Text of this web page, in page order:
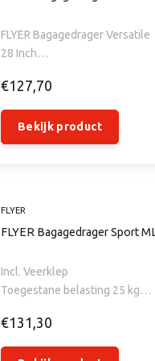
FLYER Bagagedrager Versatile
28 Inch
Voor Gotour en Upstreet vanaf
€127,70
Bekijk product
FLYER
FLYER Bagagedrager Sport
Incl. Veerklep
Toegestane belasting 25 kg
Zwart
Geschikt voor Gorox X
€131,30